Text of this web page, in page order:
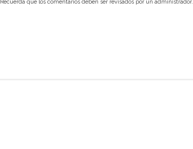
Recuerda que los comentarios deben ser revisados por un administrador.